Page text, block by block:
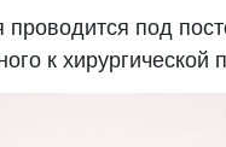
проводится под
к